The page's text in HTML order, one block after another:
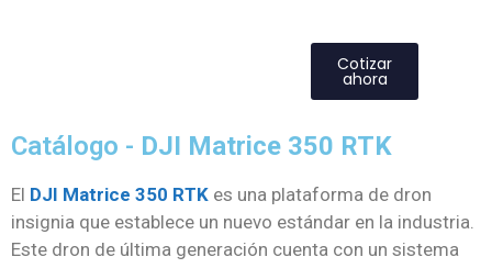
Cotizar
ahora
Catálogo - DJI Matrice 350 RTK
El DJI Matrice 350 RTK es una plataforma de dron
insignia que establece un nuevo estándar en la industria.
Este dron de última generación cuenta con un sistema